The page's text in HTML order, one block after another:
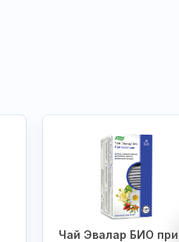
Чай Эвалар БИО при